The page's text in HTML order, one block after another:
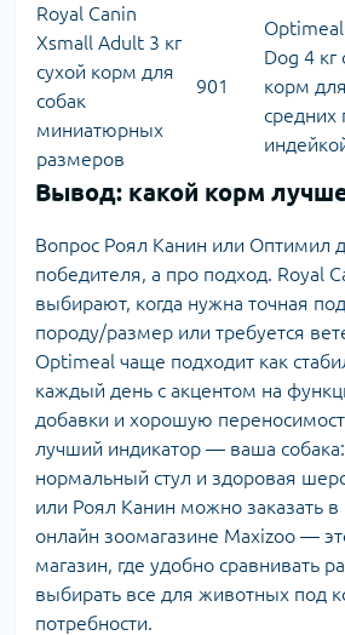
Royal Canin
Xsmall Adult 3 кг
сухой корм для
собак
миниатюрных
размеров
901
Dog 4 кг
корм
средних
Вывод: какой корм
Вопрос Роял Канин или Оптимил
победителя, а про подход. Royal
выбирают, когда нужна точная
породу/размер или требуется
Optimeal чаще подходит как
каждый день с акцентом на
добавки и хорошую
лучший индикатор — ваша собака:
нормальный стул и здоровая
или Роял Канин можно заказать
онлайн зоомагазине Maxizoo —
магазин, где удобно сравнивать
выбирать все для животных под
потребности.